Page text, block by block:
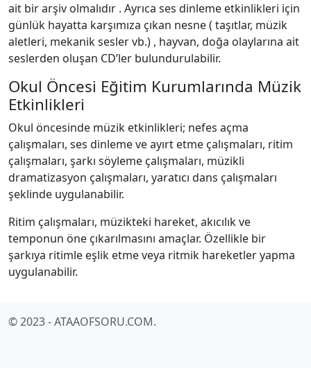
ait bir arşiv olmalıdır . Ayrıca ses dinleme etkinlikleri için
günlük hayatta karşımıza çıkan nesne ( taşıtlar, müzik
aletleri, mekanik sesler vb.) , hayvan, doğa olaylarına ait
seslerden oluşan CD’ler bulundurulabilir.
Okul Öncesi Eğitim Kurumlarında Müzik
Etkinlikleri
Okul öncesinde müzik etkinlikleri; nefes açma
çalışmaları, ses dinleme ve ayırt etme çalışmaları, ritim
çalışmaları, şarkı söyleme çalışmaları, müzikli
dramatizasyon çalışmaları, yaratıcı dans çalışmaları
şeklinde uygulanabilir.
Ritim çalışmaları, müzikteki hareket, akıcılık ve
temponun öne çıkarılmasını amaçlar. Özellikle bir
şarkıya ritimle eşlik etme veya ritmik hareketler yapma
uygulanabilir.
© 2023 - ATAAOFSORU.COM.